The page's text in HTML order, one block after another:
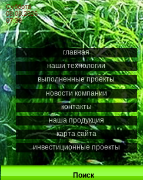
Суббота
08.08.2026
07:39
главная
наши технологии
выполненные проекты
новости компании
контакты
наша продукция
карта сайта
инвестиционные проекты
Поиск